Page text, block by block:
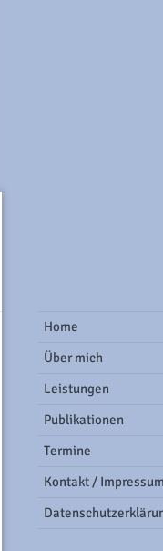
Group
Home
Über mich
Leistungen
Publikationen
Termine
Kontakt / Impressum